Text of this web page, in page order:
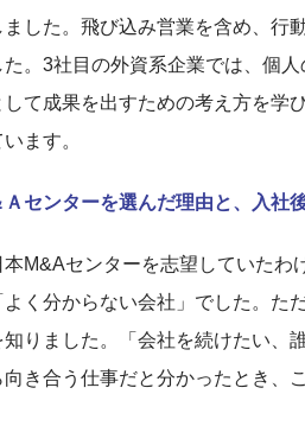
ました。飛び込み営業を含め、行
た。3社目の外資系企業では、個
して成果を出すための考え方を学
ます。
センターを選んだ理由と、入社
M&Aセンターを志望していたわ
く分からない会社」でした。た
知りました。「会社を続けたい、
き合う仕事だと分かったとき、